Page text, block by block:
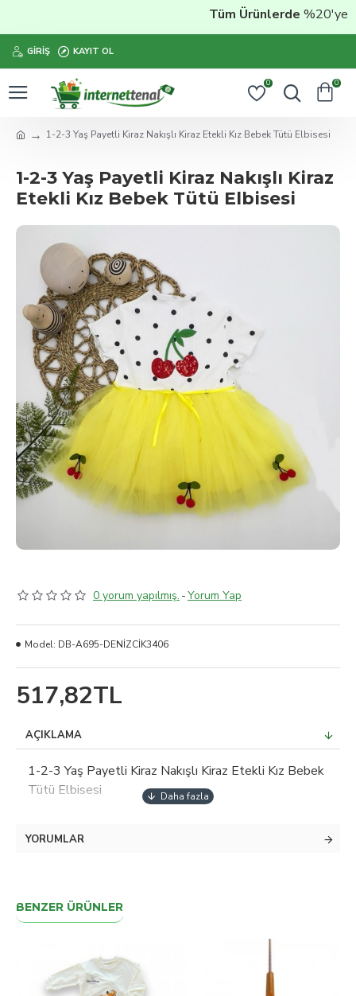
Tüm Ürünlerde%20'ye
GIRIŞ KAYIT OL
0 0
1-2-3 Yaş Payetli Kiraz Nakışlı Kiraz Etekli Kız Bebek Tütü Elbisesi
1-2-3 Yaş Payetli Kiraz Nakışlı Kiraz
Etekli Kız Bebek Tütü Elbisesi
0 yorum yapılmış. -Yorum Yap
517,82TL
Model: DB-A695-DENİZCİK3406
AÇIKLAMA
1-2-3 Yaş Payetli Kiraz Nakışlı Kiraz Etekli Kız Bebek
Tütü Elbisesi
YORUMLAR
BENZER ÜRÜNLER